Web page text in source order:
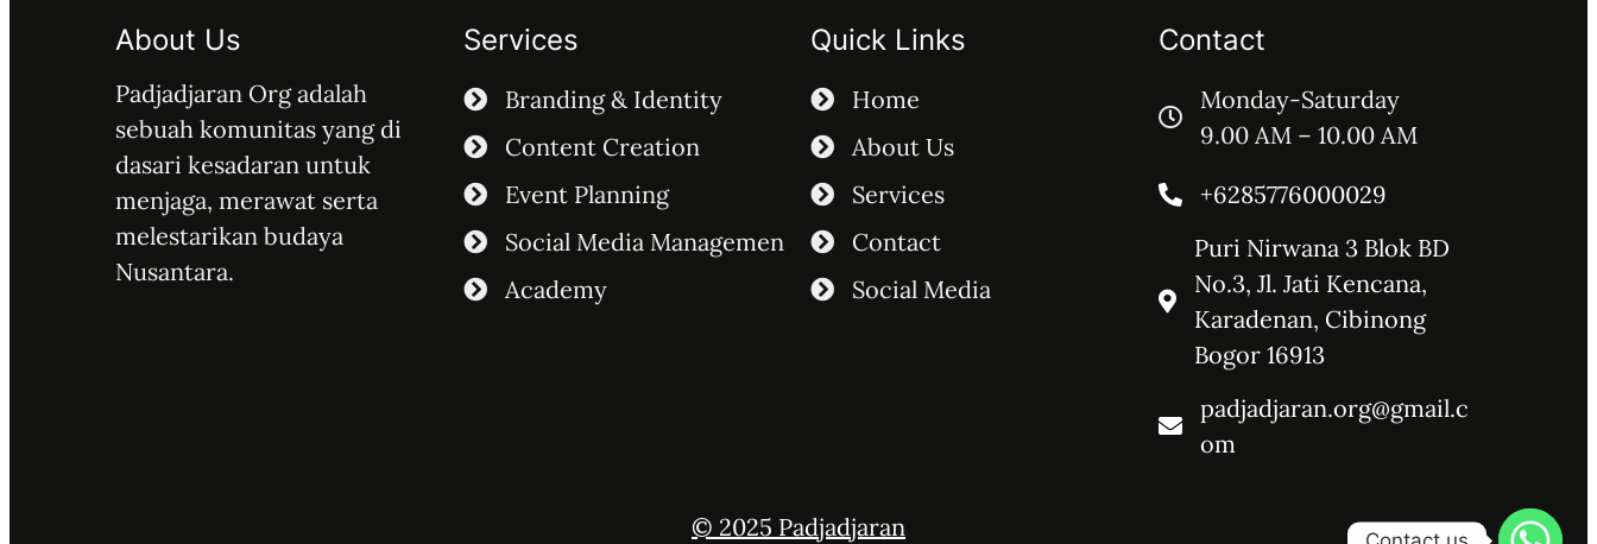
About Us
Padjadjaran Org adalah
sebuah komunitas yang di
dasari kesadaran untuk
menjaga, merawat serta
melestarikan budaya
Nusantara.
Services
Branding & Identity
Content Creation
Event Planning
Social Media Managemen
Academy
Quick Links
Home
About Us
Services
Contact
Social Media
Contact
Monday-Saturday
9.00 AM – 10.00 AM
+6285776000029
Puri Nirwana 3 Blok BD
No.3, Jl. Jati Kencana,
Karadenan, Cibinong
Bogor 16913
padjadjaran.org@gmail.c
om
© 2025 Padjadjaran